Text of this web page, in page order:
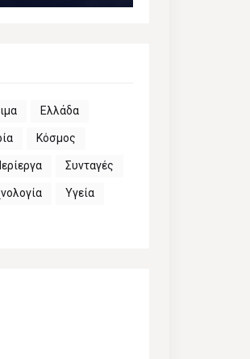
Ελλάδα
Κόσμος
Συνταγές
Υγεία